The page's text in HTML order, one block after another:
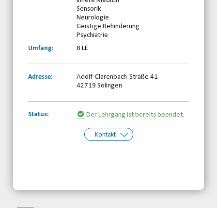
Sensorik
Neurologie
Geistige Behinderung
Psychiatrie
Umfang:
8LE
Adresse:
Adolf-Clarenbach-Straße 41
42719 Solingen
Status: Der Lehrgang ist bereits beendet.
Kontakt
Email